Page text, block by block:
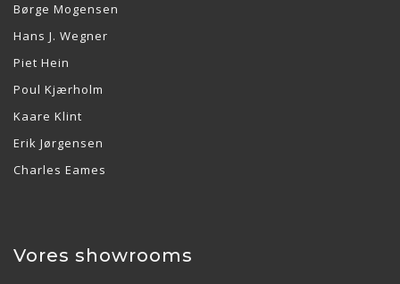
Børge Mogensen
Hans J. Wegner
Piet Hein
Poul Kjærholm
Kaare Klint
Erik Jørgensen
Charles Eames
Vores showrooms